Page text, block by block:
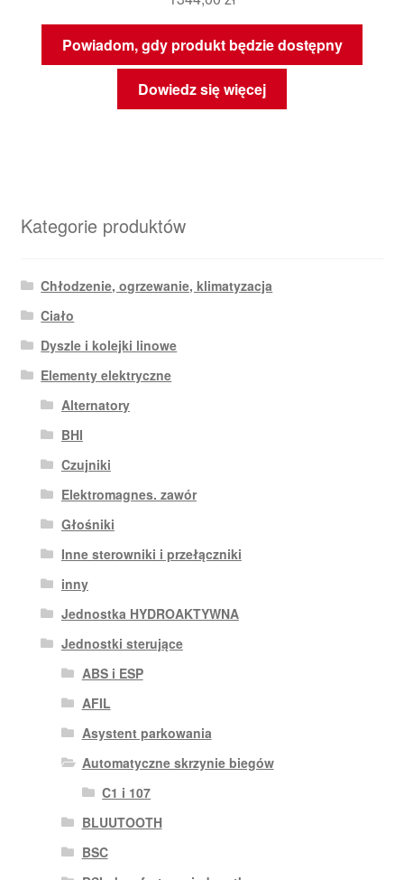
Powiadom, gdy produkt będzie dostępny
Dowiedz się więcej
Kategorie produktów
Chłodzenie, ogrzewanie, klimatyzacja
Ciało
Dyszle i kolejki linowe
Elementy elektryczne
Alternatory
BHI
Czujniki
Elektromagnes. zawór
Głośniki
Inne sterowniki i przełączniki
inny
Jednostka HYDROAKTYWNA
Jednostki sterujące
ABS i ESP
AFIL
Asystent parkowania
Automatyczne skrzynie biegów
C1 i 107
BLUUTOOTH
BSC